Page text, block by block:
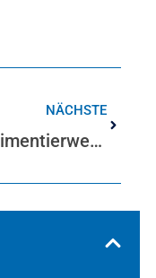
NÄCHSTE
Experimentierwerkstatt: KI Lab Workshop, KI Seminar